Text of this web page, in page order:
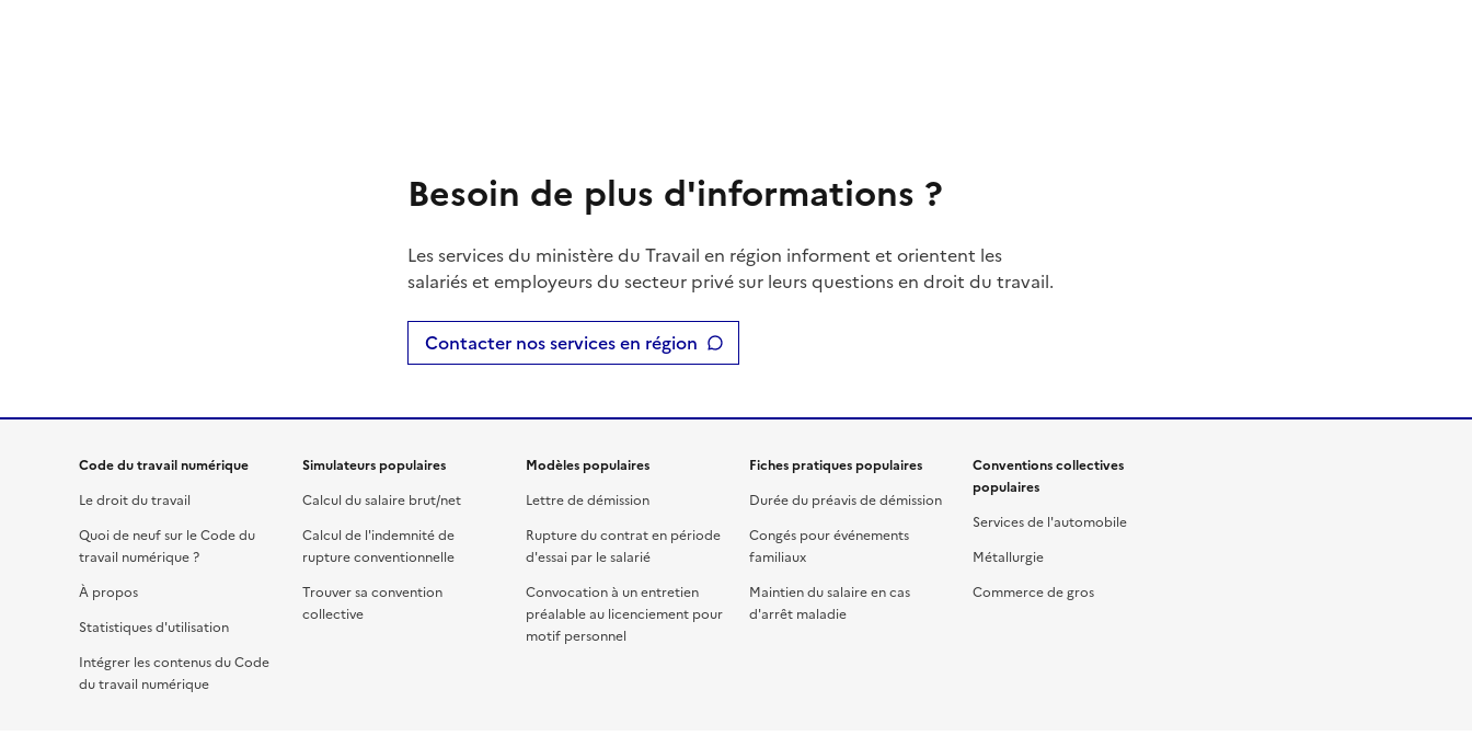
Besoin de plus d'informations ?
Les services du ministère du Travail en région informent et orientent les
salariés et employeurs du secteur privé sur leurs questions en droit du travail.
Contacter nos services en région
Code du travail numérique
Le droit du travail
Quoi de neuf sur le Code du
travail numérique ?
À propos
Statistiques d'utilisation
Intégrer les contenus du Code
du travail numérique
Simulateurs populaires
Calcul du salaire brut/net
Calcul de l'indemnité de
rupture conventionnelle
Trouver sa convention
collective
Modèles populaires
Lettre de démission
Rupture du contrat en période
d'essai par le salarié
Convocation à un entretien
préalable au licenciement pour
motif personnel
Fiches pratiques populaires
Durée du préavis de démission
Congés pour événements
familiaux
Maintien du salaire en cas
d'arrêt maladie
Conventions collectives
populaires
Services de l'automobile
Métallurgie
Commerce de gros